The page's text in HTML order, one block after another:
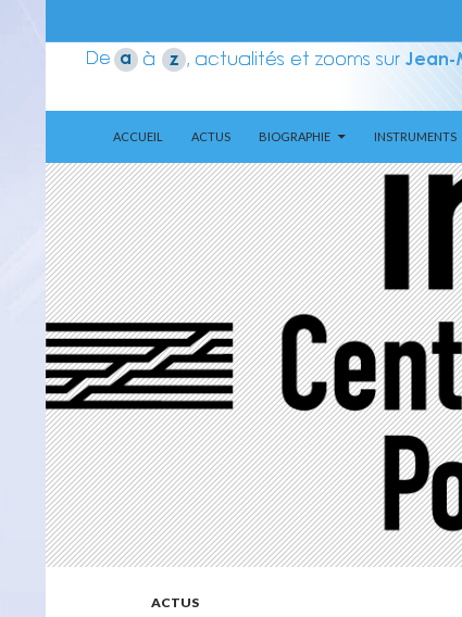
Aerozone JMJ
ACCUEIL
ACTUS BIOGRAPHIE INSTRUMENTS
ACTUS